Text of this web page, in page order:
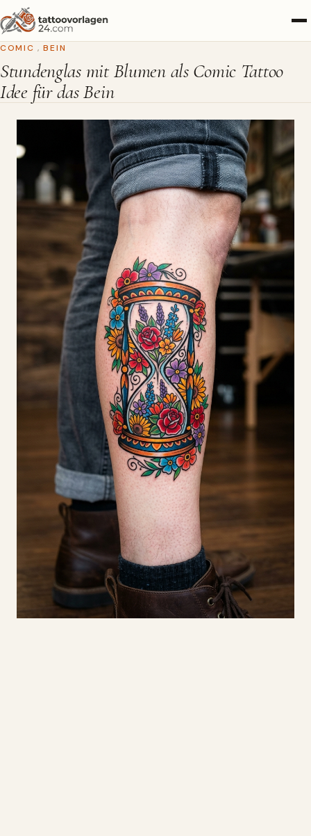
COMIC , BEIN
Stundenglas mit Blumen als Comic Tattoo
Idee für das Bein